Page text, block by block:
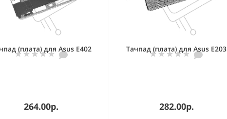
(плата) для Asus E402
264.00р.
Тачпад (плата) для Asus E203
282.00р.